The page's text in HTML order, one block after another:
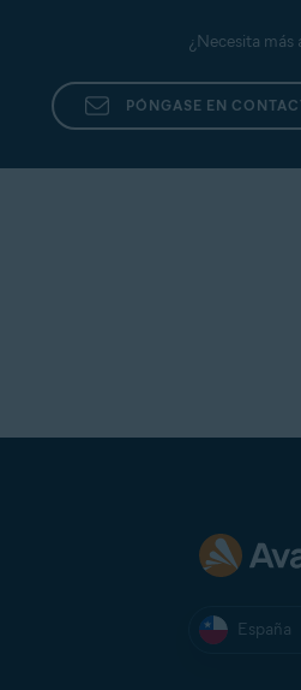
¿Necesita más
PÓNGASE EN
España